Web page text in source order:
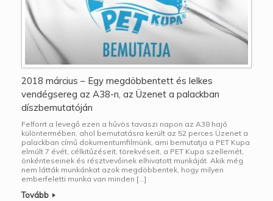
2018 március – Egy megdöbbentett és lelkes
vendégsereg az A38-n, az Üzenet a palackban
díszbemutatóján
Felforrt a levegő ezen a hűvös tavaszi napon az A38 hajó
különtermében, ahol bemutatásra került az 52 perces Üzenet a
palackban című dokumentumfilmünk, ami bemutatja a PET Kupa
elmúlt 7 évét, célkitűzéseit, törekvéseit, a PET Kupa szellemét,
önkénteseinek és résztvevőinek elhivatott munkáját. Akik még
nem látták munkánkat azok megdöbbentek, hogy milyen
emberfeletti munka van minden […]
Tovább